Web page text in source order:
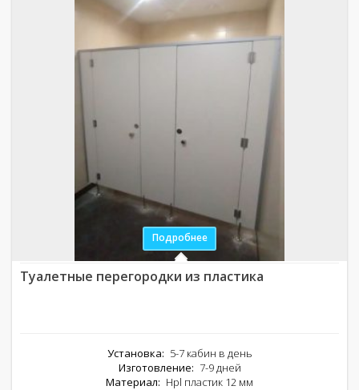
Подробнее
Туалетные перегородки из пластика
Установка: 5-7 кабин в день
Изготовление: 7-9 дней
Материал: Hpl пластик 12 мм